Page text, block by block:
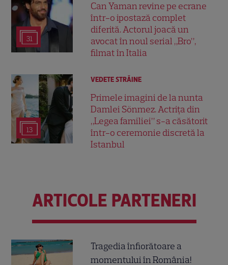
31
Can Yaman revine pe ecrane
într-o ipostază complet
diferită. Actorul joacă un
avocat în noul serial „Bro”,
filmat în Italia
13
VEDETE STRĂINE
Primele imagini de la nunta
Damlei Sönmez. Actrița din
„Legea familiei” s-a căsătorit
într-o ceremonie discretă la
Istanbul
ARTICOLE PARTENERI
Tragedia înfiorătoare a
momentului în România!